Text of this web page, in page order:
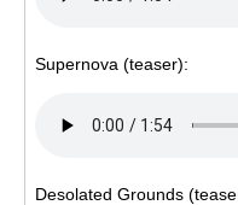
Supernova (teaser):
Desolated Grounds